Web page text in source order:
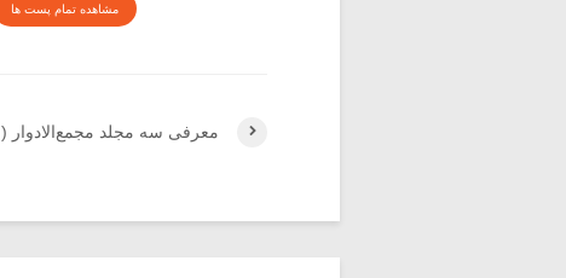
مشاهده تمام پست ها
معرفی سه مجلد مجمع‌الادوار (۶)